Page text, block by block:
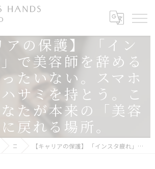
アの保護】 「イン
で美容師を辞める
たいない。スマホ
サミを持とう。こ
たが本来の「美容
戻れる場所。
コラム 【キャリアの保護】 「インスタ疲れ」で美容師を辞めるなんてもったいない。スマホを置いてハサミを持とう。ここは、あなたが本来の「美容師」に戻れる場所。